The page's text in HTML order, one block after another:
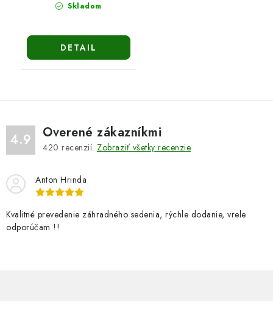
Skladom
DETAIL
4.9 Overené zákazníkmi
420 recenzií. Zobraziť všetky recenzie
Anton Hrinda
Kvalitné prevedenie záhradného sedenia, rýchle dodanie, vrele
odporúčam !!